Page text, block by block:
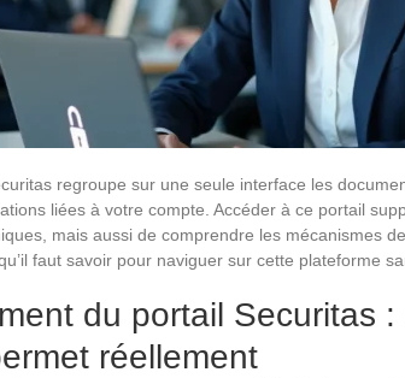
regroupe sur une seule interface les
liées à votre compte. Accéder à ce portail
mais aussi de comprendre les mécanismes
faut savoir pour naviguer sur cette plateforme
du portail Securitas :
réellement